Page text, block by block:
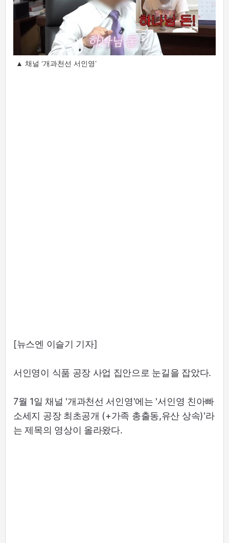
▲ 채널 ‘개과천선 서인영’
[뉴스엔 이슬기 기자]
서인영이 식품 공장 사업 집안으로 눈길을 잡았다.
7월 1일 채널 '개과천선 서인영'에는 '서인영 친아빠
소세지 공장 최초공개 (+가족 총출동,유산 상속)'라
는 제목의 영상이 올라왔다.